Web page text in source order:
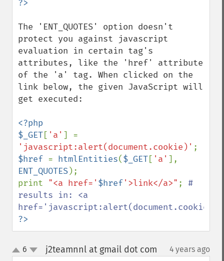
The 'ENT_QUOTES' option doesn't
protect you against javascript
evaluation in certain tag's
attributes, like the 'href' attribute
of the 'a' tag. When clicked on the
link below, the given JavaScript will
get executed:
<?php
$_GET[ 'a'
'javascript:alert(document.cookie)'
$href = htmlEntities($_GET[ 'a'
ENT_QUOTES);
print "<a href=' $href'>link</a>" ; #
results in: <a
?>
up
down
6 j2teamnnl at gmail dot com 4 years ago